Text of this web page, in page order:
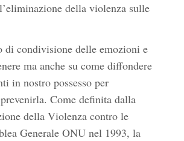
della violenza sulle
di condivisione delle emozioni e
ma anche su come diffondere
in nostro possesso per
Come definita dalla
della Violenza contro le
Generale ONU nel 1993, la